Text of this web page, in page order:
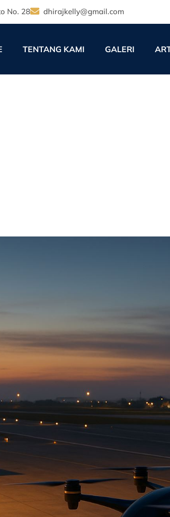
No. 28 dhirajkelly@gmail.com
TENTANG KAMI GALERI